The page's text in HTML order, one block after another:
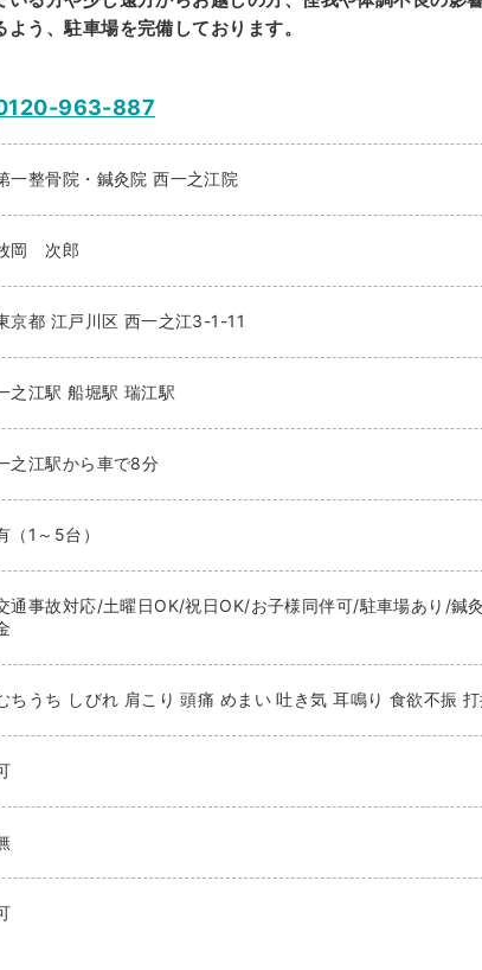
う、駐車場を完備しております。
963-887
一整骨院・鍼灸院 西一之江院
岡 次郎
京都 江戸川区 西一之江3-1-11
之江駅 船堀駅 瑞江駅
之江駅から車で8分
（1～5台）
通事故対応/土曜日OK/祝日OK/お子様同伴可/駐車場あり/鍼
ちうち しびれ 肩こり 頭痛 めまい 吐き気 耳鳴り 食欲不振